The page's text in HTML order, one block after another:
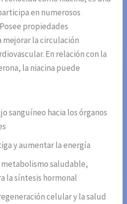
en numerosos
propiedades
mejorar la circulación
En relación con la
la niacina puede
sanguíneo hacia los órganos
y aumentar la energía
metabolismo saludable,
la síntesis hormonal
celular y la salud